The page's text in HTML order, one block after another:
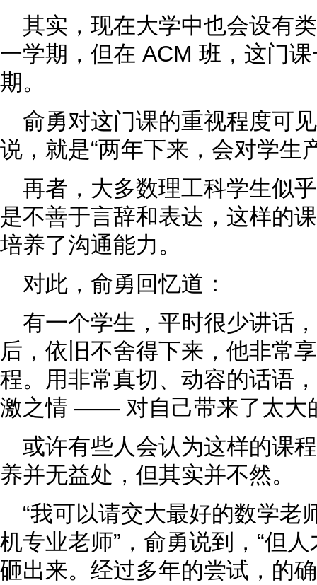
其实，现在大学中也会设有
一学期，但在 ACM 班，这门
期。
俞勇对这门课的重视程度可
说，就是“两年下来，会对学生
再者，大多数理工科学生似
是不善于言辞和表达，这样的
培养了沟通能力。
对此，俞勇回忆道：
有一个学生，平时很少讲话
后，依旧不舍得下来，他非常
程。用非常真切、动容的话语
激之情 —— 对自己带来了太大
或许有些人会认为这样的课
养并无益处，但其实并不然。
“我可以请交大最好的数学老
机专业老师”，俞勇说到，“但
砸出来。经过多年的尝试，的